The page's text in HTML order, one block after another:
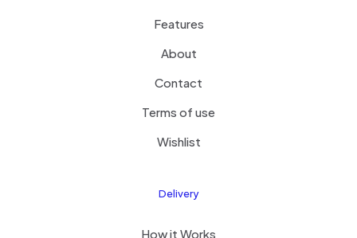
Features
About
Contact
Terms of use
Wishlist
Delivery
How it Works